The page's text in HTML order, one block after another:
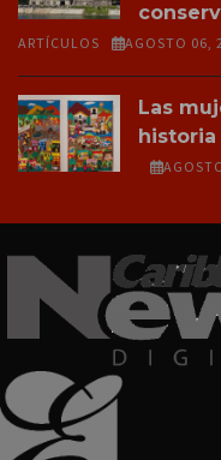
ARTÍCULOS AGOSTO 06,
Las